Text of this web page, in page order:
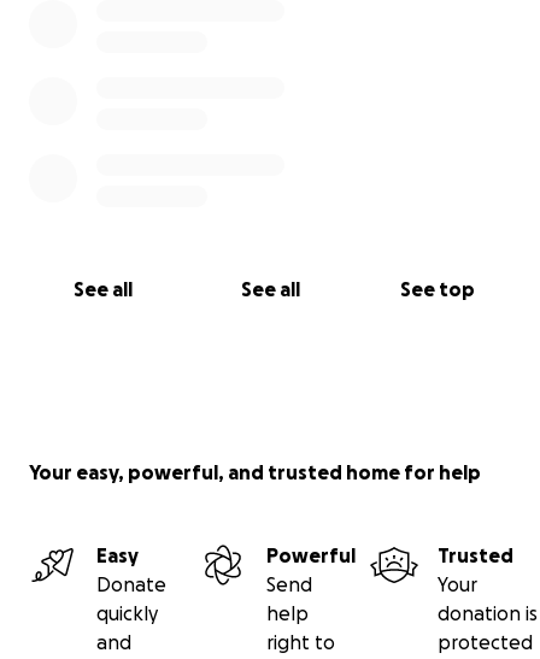
See all See all See top
Your easy, powerful, and trusted home for help
Easy
Donate
quickly
and
Powerful
Send
help
right to
Trusted
Your
donation is
protected